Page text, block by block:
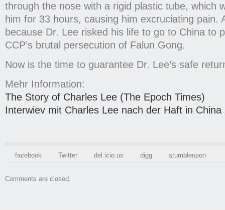
through the nose with a rigid plastic tube, which
him for 33 hours, causing him excruciating pain.
because Dr. Lee risked his life to go to China to
CCP’s brutal persecution of Falun Gong.
Now is the time to guarantee Dr. Lee’s safe
Mehr Information:
The Story of Charles Lee (The Epoch Times)
Interwiev mit Charles Lee nach der Haft in China
facebook Twitter del.icio.us digg stumbleupon
Comments are closed.